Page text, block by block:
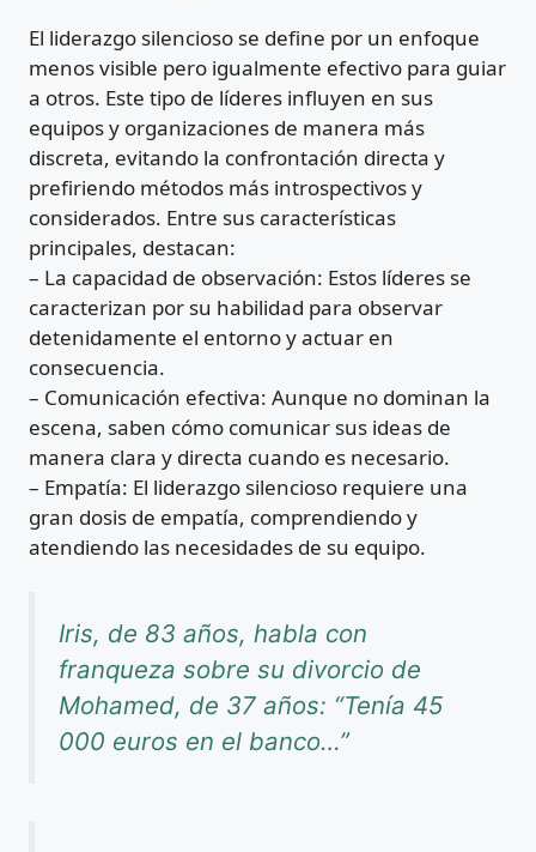
El liderazgo silencioso se define por un enfoque
menos visible pero igualmente efectivo para guiar
a otros. Este tipo de líderes influyen en sus
equipos y organizaciones de manera más
discreta, evitando la confrontación directa y
prefiriendo métodos más introspectivos y
considerados. Entre sus características
principales, destacan:
– La capacidad de observación: Estos líderes se
caracterizan por su habilidad para observar
detenidamente el entorno y actuar en
consecuencia.
– Comunicación efectiva: Aunque no dominan la
escena, saben cómo comunicar sus ideas de
manera clara y directa cuando es necesario.
– Empatía: El liderazgo silencioso requiere una
gran dosis de empatía, comprendiendo y
atendiendo las necesidades de su equipo.
Iris, de 83 años, habla con
franqueza sobre su divorcio de
Mohamed, de 37 años: “Tenía 45
000 euros en el banco…”